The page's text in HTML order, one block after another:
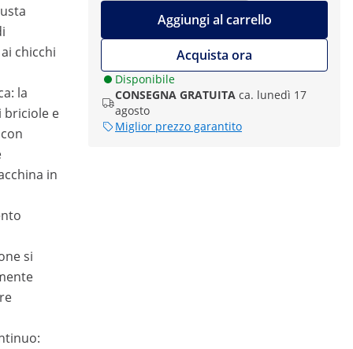
Aggiungi al carrello
Acquista ora
Disponibile
CONSEGNA GRATUITA ca. lunedì 17
agosto
Miglior prezzo garantito
chicchi
la
briciole e
in
si